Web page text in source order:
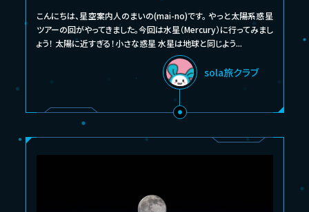
こんにちは、星空案内人のまいの(mai-no)です。 やっと太陽系惑星
ツアーの回がやってきました。今回は水星（Mercury）に行ってみまし
ょう！ 太陽に近すぎる！小さな惑星 水星は地球と同じよう...
sola旅クラブ